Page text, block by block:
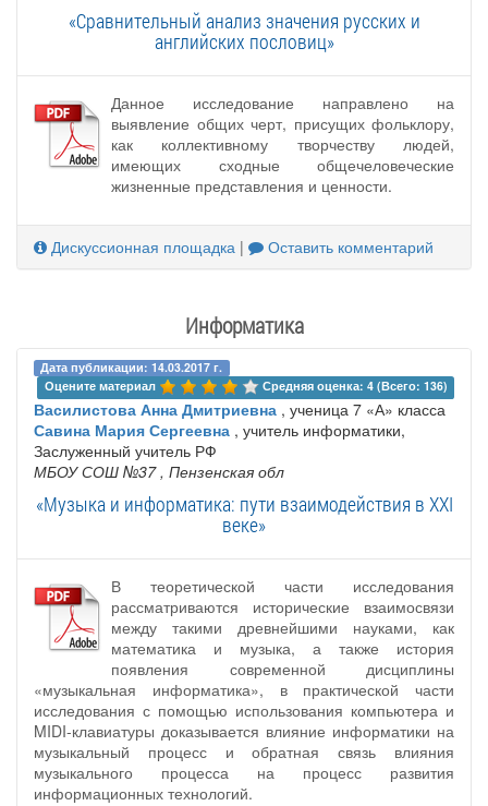
«Сравнительный анализ значения русских и
английских пословиц»
Данное исследование направлено на
выявление общих черт, присущих фольклору,
как коллективному творчеству людей,
имеющих сходные общечеловеческие
жизненные представления и ценности.
Дискуссионная площадка | Оставить комментарий
Информатика
Дата публикации: 14.03.2017 г.
Оцените материал
Средняя оценка: 4 (Всего: 136)
Василистова Анна Дмитриевна , ученица 7 «А» класса
Савина Мария Сергеевна , учитель информатики,
Заслуженный учитель РФ
МБОУ СОШ №37 , Пензенская обл
«Музыка и информатика: пути взаимодействия в XXI
веке»
В теоретической части исследования
рассматриваются исторические взаимосвязи
между такими древнейшими науками, как
математика и музыка, а также история
появления современной дисциплины
«музыкальная информатика», в практической части
исследования с помощью использования компьютера и
MIDI-клавиатуры доказывается влияние информатики на
музыкальный процесс и обратная связь влияния
музыкального процесса на процесс развития
информационных технологий.